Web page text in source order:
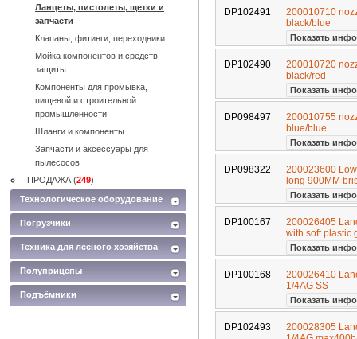
DP102491
200010710
black/blue
Показать
DP102490
200010720
black/red
Показать
DP098497
200010755
blue/blue
Показать
DP098322
200023600
long 900MM
Показать
DP100167
200026405
with soft plastic
Показать
DP100168
200026410
1/4AG SS
Показать
DP102493
200028305
Ланцеты, пистолеты, щетки и
запчасти
Клапаны, фитинги, переходники
Мойка компонентов и средств
защиты
Компоненты для промывка,
пищевой и строительной
промышленности
Шланги и компоненты
Запчасти и аксессуары для
пылесосов
ПРОДАЖА (249)
Технологическое оборудование
Погрузчики
Техника для лесного хозяйства
Полуприцепы
Подъёмники